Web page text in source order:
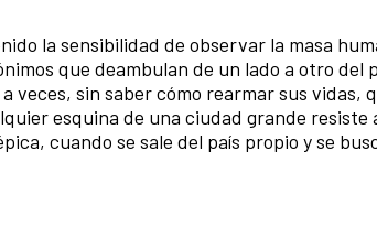
la sensibilidad de observar la masa
que deambulan de un lado a otro del
veces, sin saber cómo rearmar sus vidas,
esquina de una ciudad grande resiste
cuando se sale del país propio y se